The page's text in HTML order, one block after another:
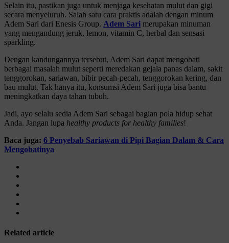
Selain itu, pastikan juga untuk menjaga kesehatan mulut dan gigi
secara menyeluruh. Salah satu cara praktis adalah dengan minum
Adem Sari dari Enesis Group. Adem Sari merupakan minuman
yang mengandung jeruk, lemon, vitamin C, herbal dan sensasi
sparkling.
Dengan kandungannya tersebut, Adem Sari dapat mengobati
berbagai masalah mulut seperti meredakan gejala panas dalam, sakit
tenggorokan, sariawan, bibir pecah-pecah, tenggorokan kering, dan
bau mulut. Tak hanya itu, konsumsi Adem Sari juga bisa bantu
meningkatkan daya tahan tubuh.
Jadi, ayo selalu sedia Adem Sari sebagai bagian pola hidup sehat
Anda. Jangan lupa healthy products for healthy families!
Baca juga: 6 Penyebab Sariawan di Pipi Bagian Dalam & Cara
Mengobatinya
Related article